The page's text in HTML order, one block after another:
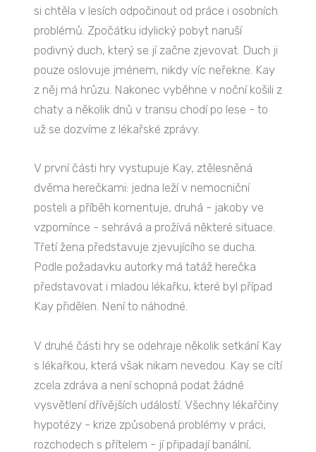
si chtěla v lesích odpočinout od práce i osobních
problémů. Zpočátku idylický pobyt naruší
podivný duch, který se jí začne zjevovat. Duch ji
pouze oslovuje jménem, nikdy víc neřekne. Kay
z něj má hrůzu. Nakonec vyběhne v noční košili z
chaty a několik dnů v transu chodí po lese - to
už se dozvíme z lékařské zprávy.
V první části hry vystupuje Kay, ztělesněná
dvěma herečkami: jedna leží v nemocniční
posteli a příběh komentuje, druhá - jakoby ve
vzpomínce - sehrává a prožívá některé situace.
Třetí žena představuje zjevujícího se ducha.
Podle požadavku autorky má tatáž herečka
představovat i mladou lékařku, které byl případ
Kay přidělen. Není to náhodné.
V druhé části hry se odehraje několik setkání Kay
s lékařkou, která však nikam nevedou. Kay se cítí
zcela zdráva a není schopná podat žádné
vysvětlení dřívějších událostí. Všechny lékařčiny
hypotézy - krize způsobená problémy v práci,
rozchodech s přítelem - jí připadají banální,